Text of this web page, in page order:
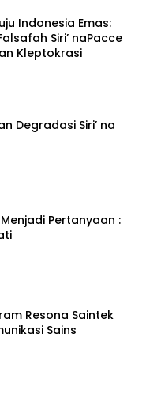
Indonesia Emas:
Siri’ naPacce
Kleptokrasi
Degradasi Siri’ na
Pertanyaan :
Resona Saintek
Sains